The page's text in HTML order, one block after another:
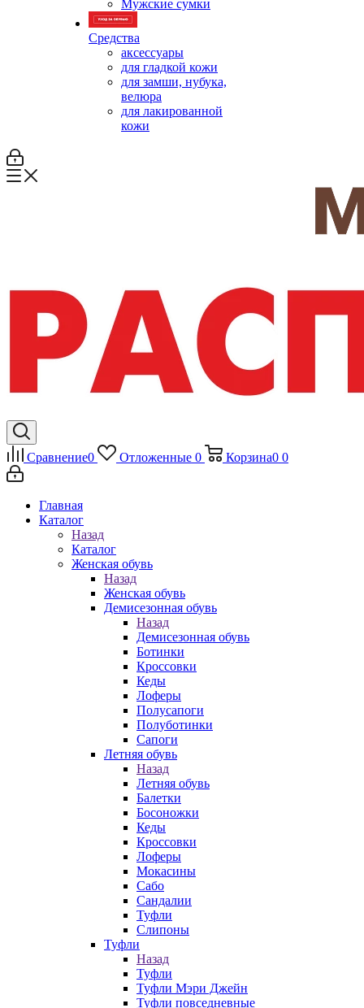
Мужские сумки
Средства
аксессуары
для гладкой кожи
для замши, нубука,
велюра
для лакированной
кожи
Сравнение0 Отложенные 0 Корзина0 0
Главная
Каталог
Назад
Каталог
Женская обувь
Назад
Женская обувь
Демисезонная обувь
Назад
Демисезонная обувь
Ботинки
Кроссовки
Кеды
Лоферы
Полусапоги
Полуботинки
Сапоги
Летняя обувь
Назад
Летняя обувь
Балетки
Босоножки
Кеды
Кроссовки
Лоферы
Мокасины
Сабо
Сандалии
Туфли
Слипоны
Туфли
Назад
Туфли
Туфли Мэри Джейн
Туфли повседневные